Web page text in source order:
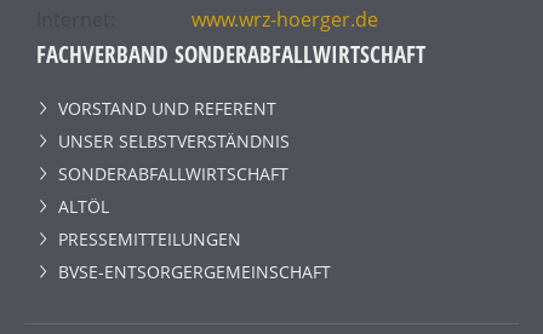
www.wrz-hoerger.de
FACHVERBAND SONDERABFALLWIRTSCHAFT
VORSTAND UND REFERENT
UNSER SELBSTVERSTÄNDNIS
SONDERABFALLWIRTSCHAFT
ALTÖL
PRESSEMITTEILUNGEN
BVSE-ENTSORGERGEMEINSCHAFT